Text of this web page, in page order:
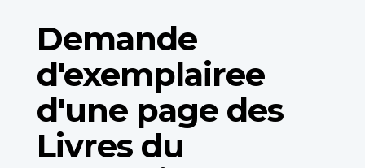
Demande
d'exemplairee
d'une page des
Livres du